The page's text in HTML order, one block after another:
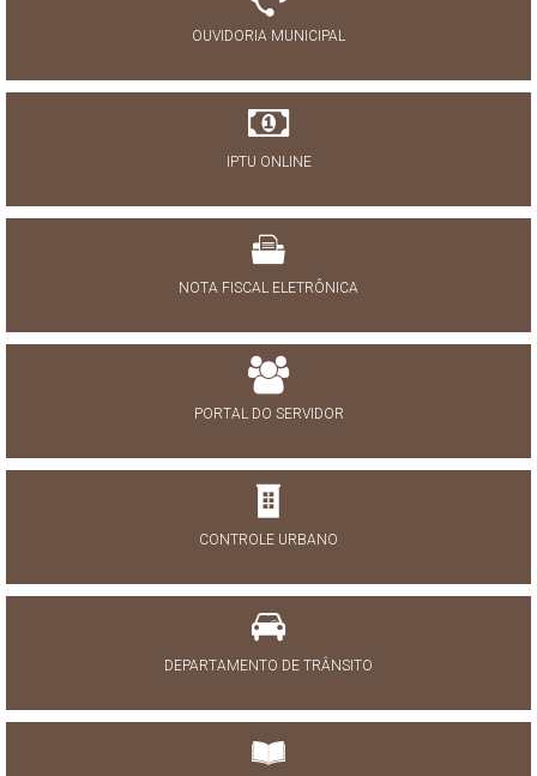
OUVIDORIA MUNICIPAL
IPTU ONLINE
NOTA FISCAL ELETRÔNICA
PORTAL DO SERVIDOR
CONTROLE URBANO
DEPARTAMENTO DE TRÂNSITO